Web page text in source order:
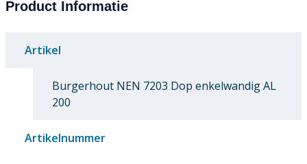
Product Informatie
Artikel
Burgerhout NEN 7203 Dop enkelwandig AL
200
Artikelnummer